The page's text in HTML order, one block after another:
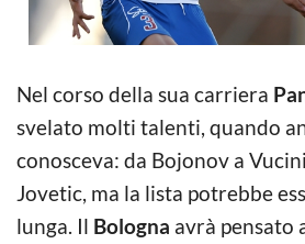
Nel corso della sua carriera
svelato molti talenti, quando
conosceva: da Bojonov a
Jovetic, ma la lista potrebbe
lunga. Il Bologna avrà pensato